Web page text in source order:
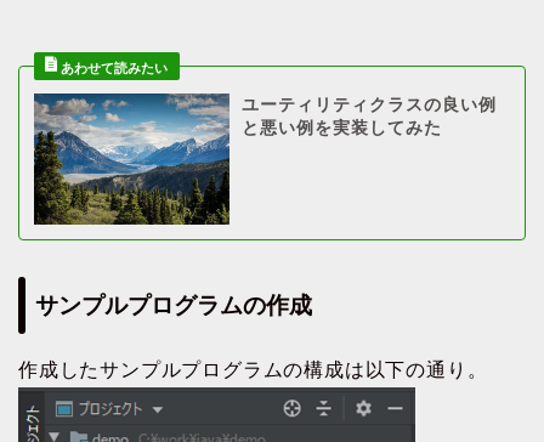
ユーティリティクラスの良い例
と悪い例を実装してみた
サンプルプログラムの作成
作成したサンプルプログラムの構成は以下の通り。